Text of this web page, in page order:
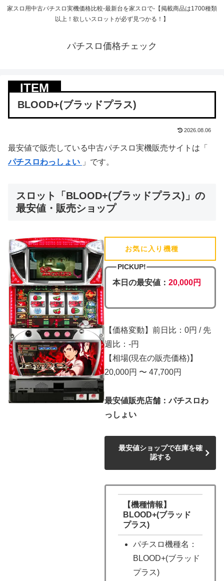
家スロ用中古パチスロ実機価格比較-最新台を家スロで-【掲載商品は1700種類
以上！欲しいスロットが必ず見つかる！】
パチスロ価格チェック
BLOOD+(ブラッドプラス)
2026.08.06
最安値で販売している中古パチスロ実機販売サイトは「
パチスロわっしょい 」です。
スロット「BLOOD+(ブラッドプラス)」の
最安値・販売ショップ
お気に入り機種
PICKUP!
本日の最安値：20,000円
【価格変動】前日比：0円 / 先
週比：-円
【相場(現在の販売価格)】
20,000円 〜 47,700円
最安値販売店舗：パチスロわ
っしょい
最安値ショップで在庫を確
認する
【機種情報】
BLOOD+(ブラッド
プラス)
パチスロ機種名：
BLOOD+(ブラッド
プラス)